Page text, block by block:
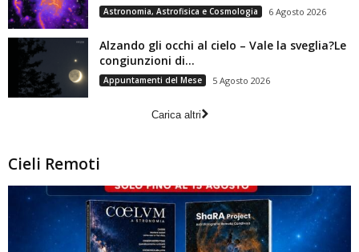
Astronomia, Astrofisica e Cosmologia 6 Agosto 2026
Alzando gli occhi al cielo – Vale la sveglia?Le
congiunzioni di...
Appuntamenti del Mese 5 Agosto 2026
Carica altri
Cieli Remoti